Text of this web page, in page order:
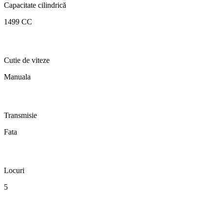
Capacitate cilindrică
1499 CC
Cutie de viteze
Manuala
Transmisie
Fata
Locuri
5